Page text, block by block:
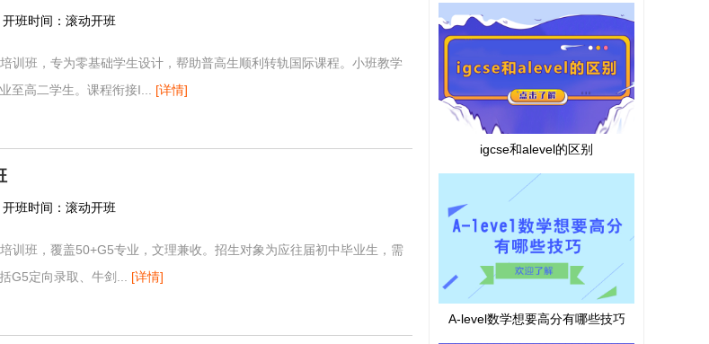
开班时间： 滚动开班
训班，专为零基础学生设计，帮助普高生顺利转轨国际课程。小班教学
至高二学生。课程衔接I... [详情]
开班时间： 滚动开班
训班，覆盖50+G5专业，文理兼收。招生对象为应往届初中毕业生，需
G5定向录取、牛剑... [详情]
igcse和alevel的区别
A-level数学想要高分有哪些技巧